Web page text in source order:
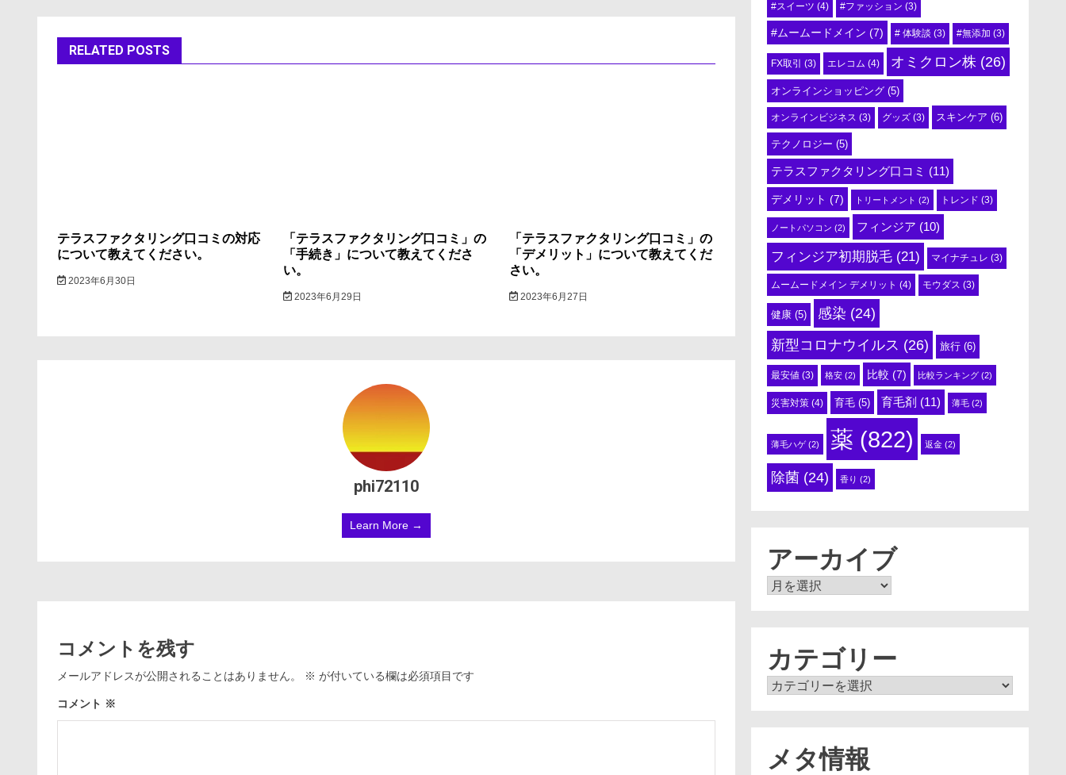
ゲ RELATED POSTS
テラスファクタリング口コミの対応
について教えてください。
2023年6月30日
「テラスファクタリング口コミ」の
「手続き」について教えてくださ
い。
2023年6月29日
「テラスファクタリング口コミ」の
「デメリット」について教えてくだ
さい。
2023年6月27日
phi72110
Learn More →
コメントを残す
メールアドレスが公開されることはありません。 ※ が付いている欄は必須項目です
コメント ※
#スイーツ (4) #ファッション (3)
#ムームードメイン (7) # 体験談 (3) #無添加 (3)
FX取引 (3) エレコム (4) オミクロン株 (26)
オンラインショッピング (5)
オンラインビジネス (3) グッズ (3) スキンケア (6)
テクノロジー (5)
テラスファクタリング口コミ (11)
デメリット (7) トリートメント (2) トレンド (3)
ノートパソコン (2) フィンジア (10)
フィンジア初期脱毛 (21) マイナチュレ (3)
ムームードメイン デメリット (4) モウダス (3)
健康 (5) 感染 (24)
新型コロナウイルス (26) 旅行 (6)
最安値 (3) 格安 (2) 比較 (7) 比較ランキング (2)
災害対策 (4) 育毛 (5) 育毛剤 (11) 薄毛 (2)
薄毛ハゲ(2) 薬 (822) 返金 (2)
除菌 (24) 香り (2)
アーカイブ
ア
カテゴリー
カ
メタ情報